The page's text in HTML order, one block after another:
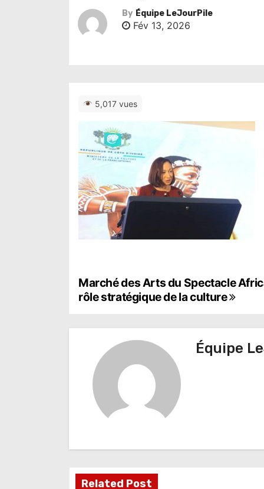
By Équipe LeJourPile
Fév 13, 2026
5,017 vues
N
a
v
i
Marché des Arts du Spectacle
rôle stratégique de la culture
Équipe
Related Post